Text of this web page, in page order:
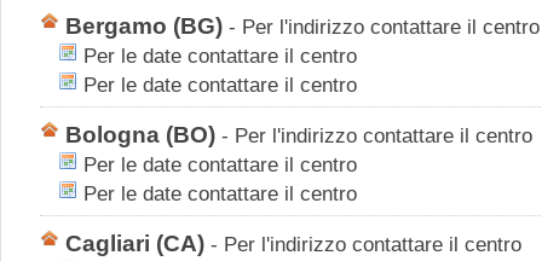
Bergamo (BG) - Per l'indirizzo contattare il centro
Per le date contattare il centro
Per le date contattare il centro
Bologna (BO) - Per l'indirizzo contattare il centro
Per le date contattare il centro
Per le date contattare il centro
Cagliari (CA) - Per l'indirizzo contattare il centro